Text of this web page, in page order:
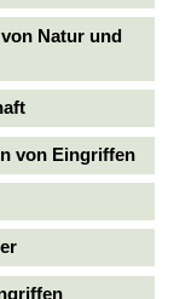
Natur und
von Eingriffen